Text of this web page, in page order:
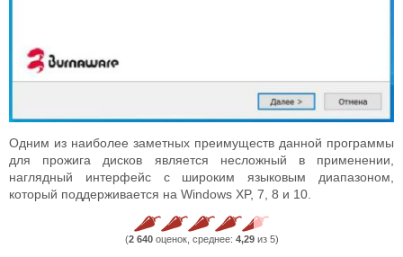
Одним из наиболее заметных преимуществ данной программы
для прожига дисков является несложный в применении,
наглядный интерфейс с широким языковым диапазоном,
который поддерживается на Windows XP, 7, 8 и 10.
(2 640оценок, среднее: 4,29из 5)